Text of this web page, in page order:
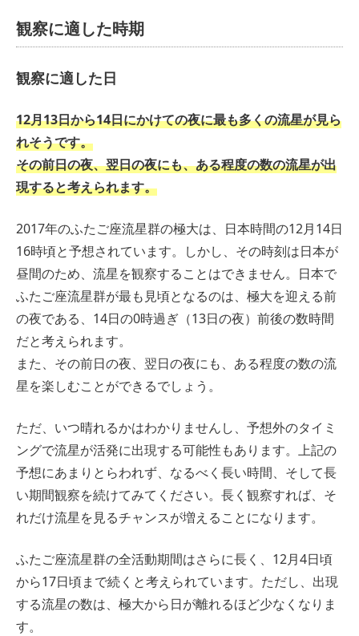
観察に適した時期
観察に適した日
12月13日から14日にかけての夜に最も多くの流星が見ら
れそうです。
その前日の夜、翌日の夜にも、ある程度の数の流星が出
現すると考えられます。
2017年のふたご座流星群の極大は、日本時間の12月14日
16時頃と予想されています。しかし、その時刻は日本が
昼間のため、流星を観察することはできません。日本で
ふたご座流星群が最も見頃となるのは、極大を迎える前
の夜である、14日の0時過ぎ（13日の夜）前後の数時間
だと考えられます。
また、その前日の夜、翌日の夜にも、ある程度の数の流
星を楽しむことができるでしょう。
ただ、いつ晴れるかはわかりませんし、予想外のタイミ
ングで流星が活発に出現する可能性もあります。上記の
予想にあまりとらわれず、なるべく長い時間、そして長
い期間観察を続けてみてください。長く観察すれば、そ
れだけ流星を見るチャンスが増えることになります。
ふたご座流星群の全活動期間はさらに長く、12月4日頃
から17日頃まで続くと考えられています。ただし、出現
する流星の数は、極大から日が離れるほど少なくなりま
す。